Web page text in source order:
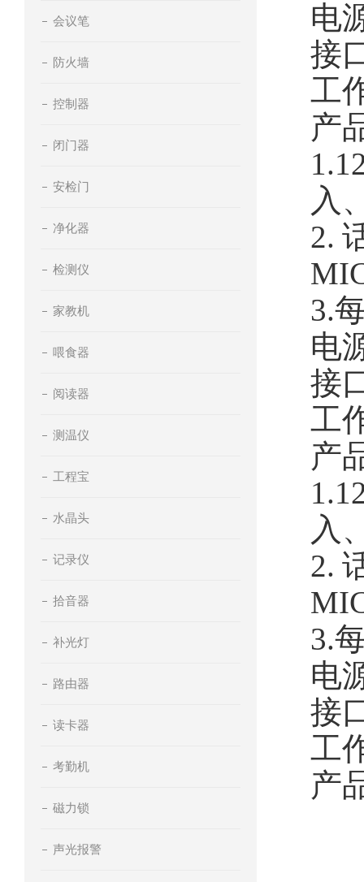
会议笔
防火墙
控制器
闭门器
安检门
净化器
检测仪
家教机
喂食器
阅读器
测温仪
工程宝
水晶头
记录仪
拾音器
补光灯
路由器
读卡器
考勤机
磁力锁
声光报警
电
接
工
产
入
2.
3.
电
接
工
产
入
2.
3.
电
接
工
产